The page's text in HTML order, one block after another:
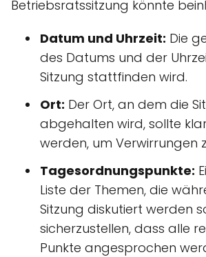
Betriebsratssitzung könnte
Datum und Uhrzeit: Die
des Datums und der
Sitzung stattfinden wird.
Ort: Der Ort, an dem die
abgehalten wird, sollte
werden, um Verwirrungen
Tagesordnungspunkte:
Liste der Themen, die
Sitzung diskutiert werden
sicherzustellen, dass alle
Punkte angesprochen